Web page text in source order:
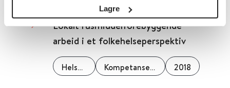
Lagre
Lokalt rusmiddelforebyggende
arbeid i et folkehelseperspektiv
Helsedirektoratet Kompetansesenter Rus (KORUS) Midt 2018